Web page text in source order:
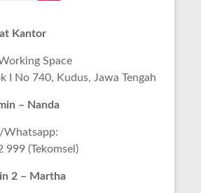
Kantor
Space
I No 740, Kudus, Jawa Tengah
– Nanda
Whatsapp:
999 (Tekomsel)
2 – Martha